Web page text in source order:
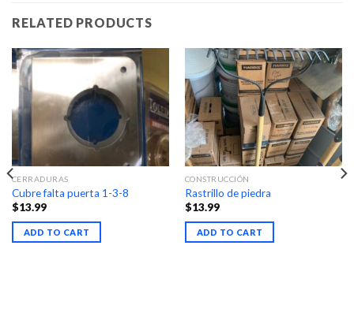
RELATED PRODUCTS
CERRADURAS
Cubre falta puerta 1-3-8
$13.99
ADD TO CART
CONSTRUCCIÓN
Rastrillo de piedra
$13.99
ADD TO CART